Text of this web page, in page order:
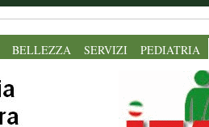
BELLEZZA SERVIZI PEDIATRIA